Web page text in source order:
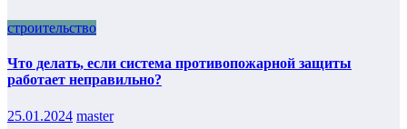
строительство
Что делать, если система противопожарной защиты
работает неправильно?
25.01.2024 master